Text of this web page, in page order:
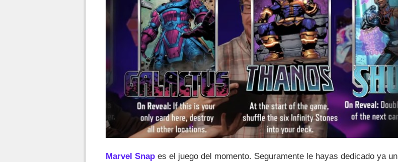
Marvel Snap es el juego del momento. Seguramente le hayas dedicado ya un